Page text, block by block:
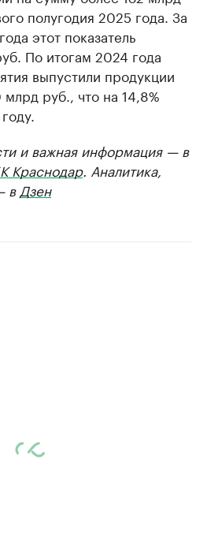
полугодия 2025 года. За
этот показатель
По итогам 2024 года
выпустили продукции
руб., что на 14,8%
и важная информация — в
Краснодар. Аналитика,
в Дзен